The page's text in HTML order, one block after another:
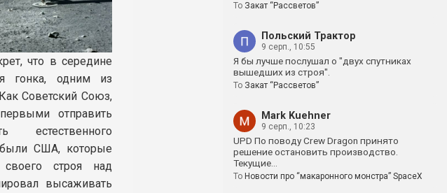
что в середине
гонка, одним из
Советский Союз,
отправить
были США, которые
строя над
высаживать
To Закат “Рассветов”
Польский Трактор
9 серп., 10:55
Я бы лучше послушал о "двух спутниках
вышедших из строя".
To Закат “Рассветов”
Mark Kuehner
9 серп., 10:23
UPD По поводу Crew Dragon принято
решение остановить производство.
Текущие…
To Новости про “макаронного монстра” SpaceX